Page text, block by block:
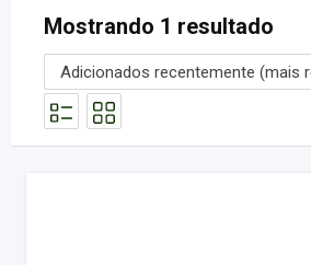
Mostrando 1 resultado